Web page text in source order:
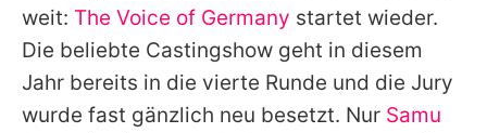
Impressum
Datenschutzerklärung
Nutzungsbedingungen
weit: The Voice of Germany startet wieder.
Die beliebte Castingshow geht in diesem
Jahr bereits in die vierte Runde und die Jury
wurde fast gänzlich neu besetzt. Nur Samu